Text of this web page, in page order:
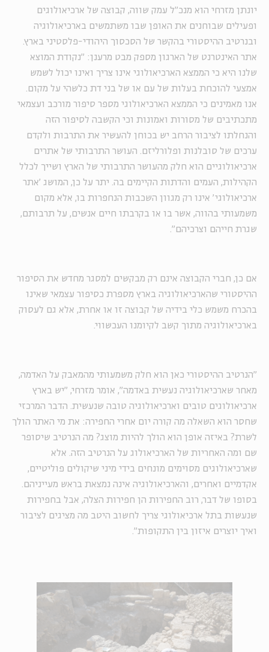
יונתן מזרחי הוא מנכ״ל עמק שווה, קבוצה של ארכיאולוגים
ופעילים שבוחנים את האופן שבו משתמשים בארכיאולוגיה
ובנרטיב ההיסטורי בהקשר של הסכסוך היהודי-פלסטיני בארץ.
אתר האינטרנט של הארגון מספק מבט מרענן: ״נקודת המוצא
שלנו היא ‫כי הממצא הארכיאולוגי אינו צריך ואינו יכול לשמש
אמצעי להוכחת בעלות של ‫עם או של בני דת כלשהי על מקום.
אנו מאמינים כי הממצא הארכיאולוגי מספר ‫סיפור מורכב ועצמאי
מתכתיבים של מסורות ואמונות וכי הקשבה לסיפור הזה
‫והנחלתו לציבור הרחב יש בכוחן להעשיר את התרבות ולקדם
ערכים של סובלנות ‫ופלורליזם. העושר התרבותי של אתרים
ארכיאולוגיים הוא חלק מהעושר התרבותי ‫של הארץ ושייך לכלל
הקהילות, העמים והדתות הקיימים בה. יתר על כן, המושג ׳אתר
ארכיאולוגי׳ אינו רק מגוון השכבות הנחפרות בו, אלא מקום
משמעותי ‫בהווה, אשר בו או בקרבתו חיים אנשים, על תרבותם,
שגרת חייהם וצרכיהם״.
אם כן, חברי הקבוצה אינם רק מבקשים למסגר מחדש את הסיפור
ההיסטורי שהארכיאולוגיה בארץ מספרת כסיפור עצמאי שאינו
בהכרח משמש כלי בידיה של קבוצה זו או אחרת, אלא גם לעסוק
בארכיאולוגיה מתוך קשב לקיומנו העכשווי.
״הנרטיב ההיסטורי כאן הוא חלק משמעותי מהמאבק על האדמה,
מאחר שארכיאולוגיה נעשית באדמה", אומר מזרחי, "יש בארץ
ארכיאולוגים טובים וארכיאולוגיה טובה שנעשית. הדבר המרכזי
שחסר הוא השאלה מה קורה יום אחרי החפירה: את מי האתר הולך
לשרת? באיזה אופן הוא הולך להיות מוצג? מה הנרטיב שיסופר
שם ומה האחריות של הארכיאולוג על הנרטיב הזה. אלא
שארכיאולוגים מסוימים מונחים בידי מיני שיקולים פוליטיים,
אקדמיים ואחרים, והארכיאולוגיה אינה נמצאת בראש מעייניהם.
בסופו של דבר, רוב החפירות הן חפירות הצלה, אבל בחפירות
שנעשות בתל ארכיאולוגי צריך לחשוב היטב מה מציגים לציבור
ואיך יוצרים איזון בין התקופות״.